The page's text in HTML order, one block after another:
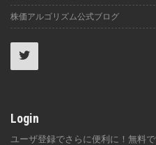
株価アルゴリズム公式ブログ
Login
ユーザ登録でさらに便利に！無料